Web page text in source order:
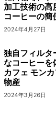
加工技術の高
コーヒーの簡
2024年4月27日
独自フィルタ
なコーヒー
カフェ モン
物産
2024年3月26日